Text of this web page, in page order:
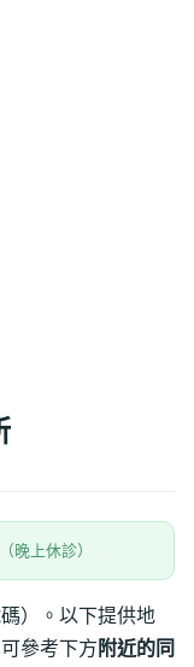
（晚上休診）
）。以下提供地
參考下方 附近的同